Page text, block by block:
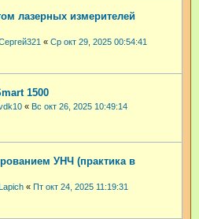
лазерных измерителей
« Ср окт 29, 2025 00:54:41
1500
« Вс окт 26, 2025 10:49:14
УНЧ (практика в
« Пт окт 24, 2025 11:19:31